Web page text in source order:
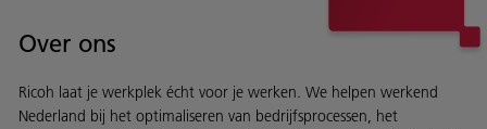
Over ons
Ricoh laat je werkplek écht voor je werken. We helpen werkend
Nederland bij het optimaliseren van bedrijfsprocessen, het